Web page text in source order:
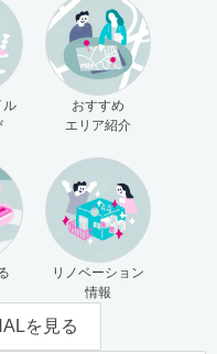
ル
おすすめ
エリア紹介
リノベーション
情報
を見る